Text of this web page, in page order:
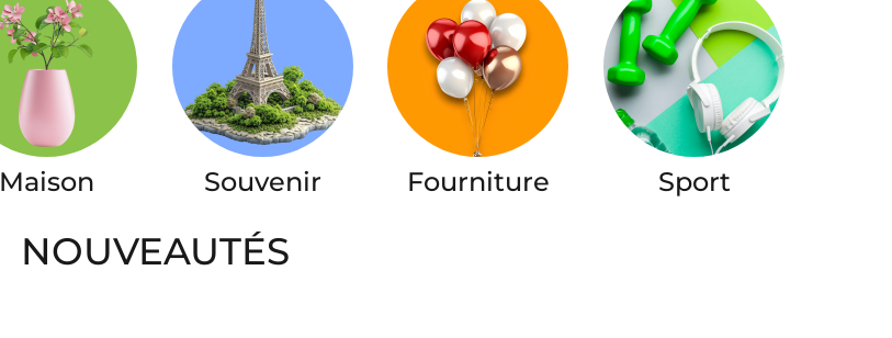
Maison Souvenir Fourniture Sport
NOUVEAUTÉS